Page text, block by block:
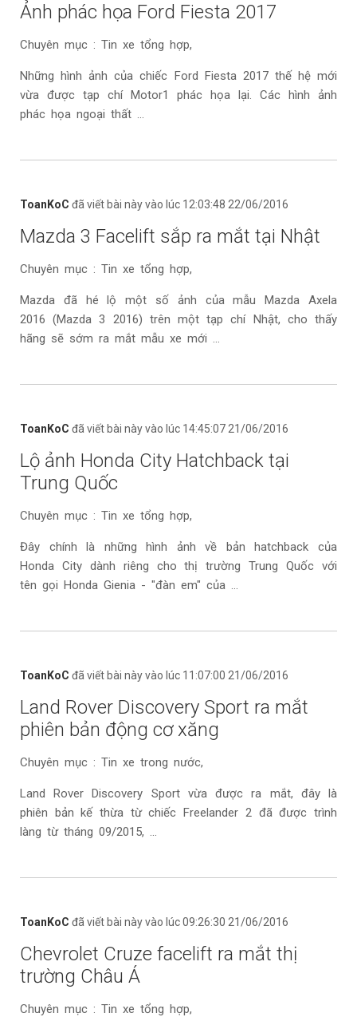
Ảnh phác họa Ford Fiesta 2017
Chuyên mục : Tin xe tổng hợp,
Những hình ảnh của chiếc Ford Fiesta 2017 thế hệ mới
vừa được tạp chí Motor1 phác họa lại. Các hình ảnh
phác họa ngoại thất ...
ToanKoC đã viết bài này vào lúc 12:03:48 22/06/2016
Mazda 3 Facelift sắp ra mắt tại Nhật
Chuyên mục : Tin xe tổng hợp,
Mazda đã hé lộ một số ảnh của mẫu Mazda Axela
2016 (Mazda 3 2016) trên một tạp chí Nhật, cho thấy
hãng sẽ sớm ra mắt mẫu xe mới ...
ToanKoC đã viết bài này vào lúc 14:45:07 21/06/2016
Lộ ảnh Honda City Hatchback tại
Trung Quốc
Chuyên mục : Tin xe tổng hợp,
Đây chính là những hình ảnh về bản hatchback của
Honda City dành riêng cho thị trường Trung Quốc với
tên gọi Honda Gienia - "đàn em" của ...
ToanKoC đã viết bài này vào lúc 11:07:00 21/06/2016
Land Rover Discovery Sport ra mắt
phiên bản động cơ xăng
Chuyên mục : Tin xe trong nước,
Land Rover Discovery Sport vừa được ra mắt, đây là
phiên bản kế thừa từ chiếc Freelander 2 đã được trình
làng từ tháng 09/2015, ...
ToanKoC đã viết bài này vào lúc 09:26:30 21/06/2016
Chevrolet Cruze facelift ra mắt thị
trường Châu Á
Chuyên mục : Tin xe tổng hợp,